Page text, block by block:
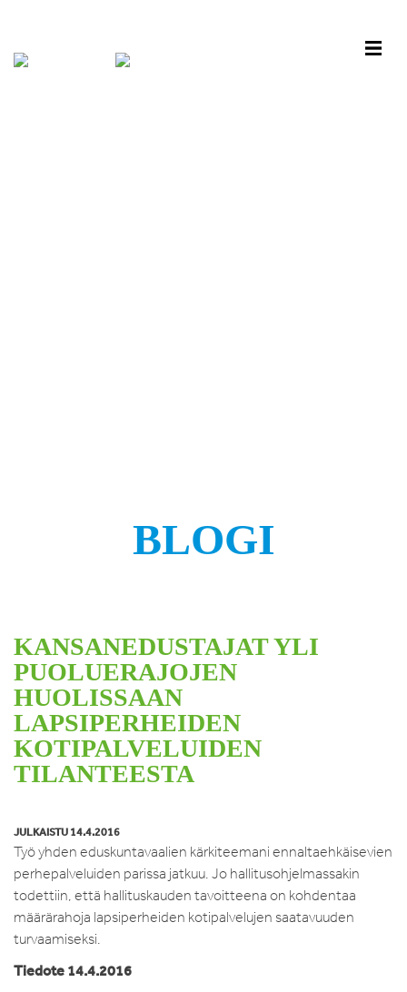
BLOGI
KANSANEDUSTAJAT YLI
PUOLUERAJOJEN
HUOLISSAAN
LAPSIPERHEIDEN
KOTIPALVELUIDEN
TILANTEESTA
JULKAISTU 14.4.2016
Työ yhden eduskuntavaalien kärkiteemani ennaltaehkäisevien
perhepalveluiden parissa jatkuu. Jo hallitusohjelmassakin
todettiin, että hallituskauden tavoitteena on kohdentaa
määrärahoja lapsiperheiden kotipalvelujen saatavuuden
turvaamiseksi.
Tiedote 14.4.2016